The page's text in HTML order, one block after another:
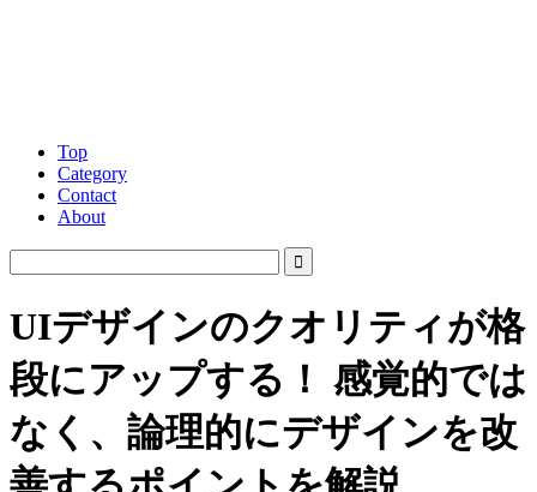
Top
Category
Contact
About
UIデザインのクオリティが格
段にアップする！ 感覚的では
なく、論理的にデザインを改